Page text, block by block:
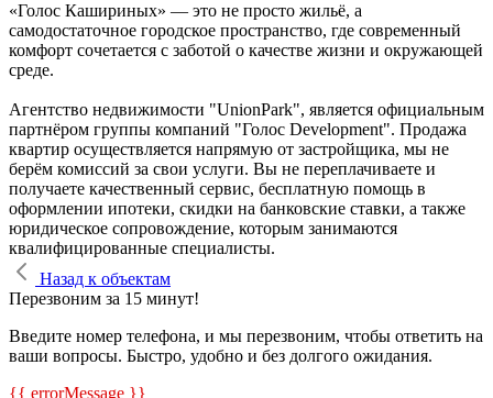
«Голос Кашириных» — это не просто жильё, а
самодостаточное городское пространство, где современный
комфорт сочетается с заботой о качестве жизни и окружающей
среде.
Агентство недвижимости "UnionPark", является официальным
партнёром группы компаний "Голос Development". Продажа
квартир осуществляется напрямую от застройщика, мы не
берём комиссий за свои услуги. Вы не переплачиваете и
получаете качественный сервис, бесплатную помощь в
оформлении ипотеки, скидки на банковские ставки, а также
юридическое сопровождение, которым занимаются
квалифицированные специалисты.
Назад к объектам
Перезвоним за 15 минут!
Введите номер телефона, и мы перезвоним, чтобы ответить на
ваши вопросы. Быстро, удобно и без долгого ожидания.
{{ errorMessage }}